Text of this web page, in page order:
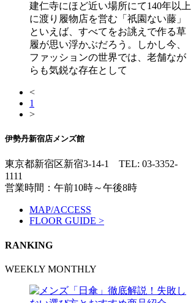
建仁寺にほど近い場所にて140年以上
に渡り履物店を営む「祇園ない藤」
といえば、すべてをお誂えで作る草
履が思い浮かぶだろう。しかし今、
ファッションの世界では、老舗なが
らも気鋭な存在として
<
1
>
伊勢丹新宿店メンズ館
東京都新宿区新宿3-14-1 TEL: 03-3352-
1111
営業時間：午前10時～午後8時
MAP/ACCESS
FLOOR GUIDE >
RANKING
WEEKLY MONTHLY